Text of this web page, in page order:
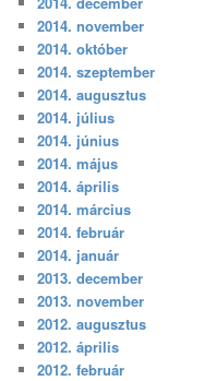
2014. november
2014. október
2014. szeptember
2014. augusztus
2014. július
2014. június
2014. május
2014. április
2014. március
2014. február
2014. január
2013. december
2013. november
2012. augusztus
2012. április
2012. február